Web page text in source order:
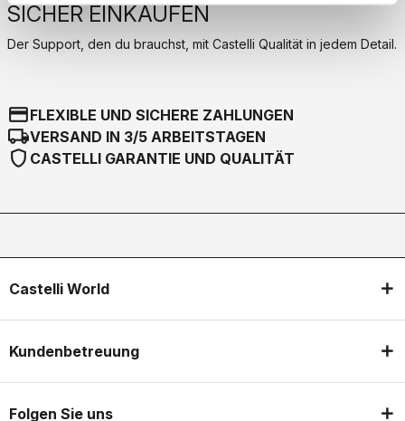
SICHER EINKAUFEN
Der Support, den du brauchst, mit Castelli Qualität in jedem Detail.
credit_cardFLEXIBLE UND SICHERE ZAHLUNGEN
local_shippingVERSAND IN 3/5 ARBEITSTAGEN
shield CASTELLI GARANTIE UND QUALITÄT
Castelli World
Kundenbetreuung
Folgen Sie uns